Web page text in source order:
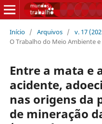
Início / Arquivos / v. 17
O Trabalho do Meio Ambiente
Entre a mata e
acidente,
nas origens da
de mineração